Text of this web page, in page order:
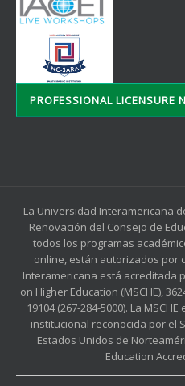
PROFESSIONAL LICENSURE
La Universidad Interamericana
Renovación del Consejo de
todos los programas
online, están autorizados por
Interamericana está acreditada
on Higher Education (MSCHE),
19104 (267-284-5000). La
institucional reconocida por el
Estados Unidos de
Education